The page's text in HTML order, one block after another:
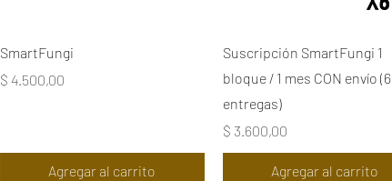
Vista rápida
SmartFungi
Precio
$ 4.500,00
Agregar al carrito
Vista rápida
Suscripción SmartFungi 1
bloque / 1 mes CON envío (6
entregas)
Precio
$ 3.600,00
Agregar al carrito